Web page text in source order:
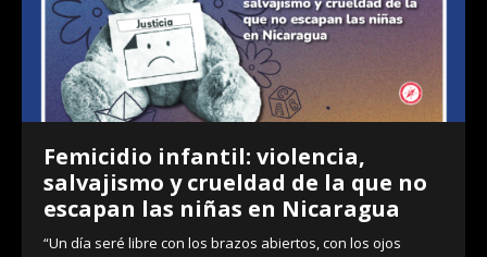
Femicidio infantil: violencia,
salvajismo y crueldad de la que no
escapan las niñas en Nicaragua
“Un día seré libre con los brazos abiertos, con los ojos